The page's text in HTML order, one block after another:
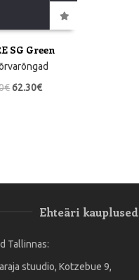
SG Green
€62.30€
Ehteäri kauplused
Tallinnas:
stuudio, Kotzebue 9,